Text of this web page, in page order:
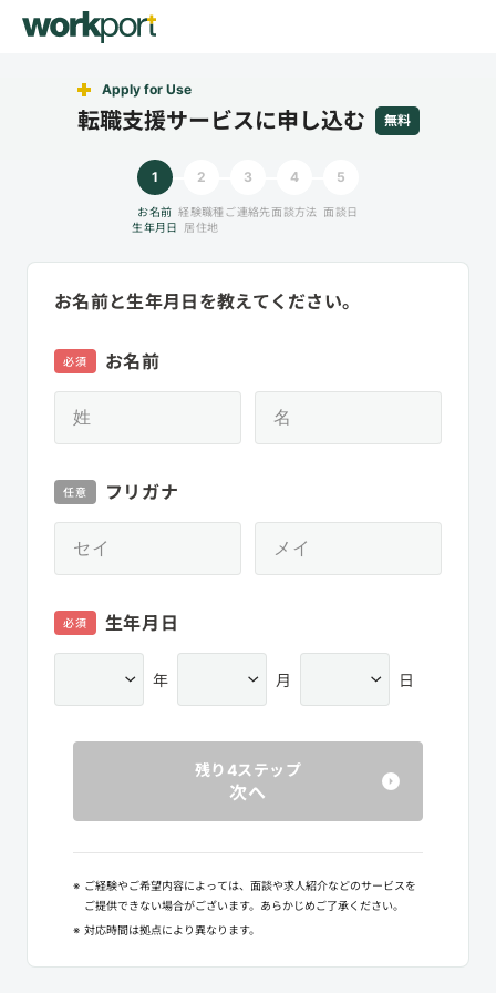
Apply for Use
転職支援サービスに申し込む 無料
1
お名前
生年月日
2
経験職種
居住地
3
ご連絡先
4
面談方法
5
面談日
お名前と生年月日を教えてください。
お名前
必須
フリガナ
任意
生年月日
必須
年 月 日
残り4ステップ
次へ
※ ご経験やご希望内容によっては、面談や求人紹介などのサービスを
ご提供できない場合がございます。あらかじめご了承ください。
※ 対応時間は拠点により異なります。